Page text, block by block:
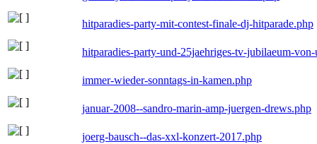
hitparadies-party-mit-contest-finale-dj-hitparade.php
hitparadies-party-und-25jaehriges-tv-jubilaeum-
immer-wieder-sonntags-in-kamen.php
januar-2008--sandro-marin-amp-juergen-drews.php
joerg-bausch--das-xxl-konzert-2017.php